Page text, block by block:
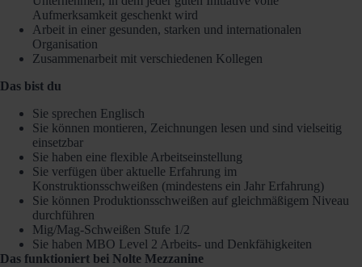
Aufmerksamkeit geschenkt wird
Arbeit in einer gesunden, starken und internationalen
Organisation
Zusammenarbeit mit verschiedenen Kollegen
Das bist du
Sie sprechen Englisch
Sie können montieren, Zeichnungen lesen und sind vielseitig
einsetzbar
Sie haben eine flexible Arbeitseinstellung
Sie verfügen über aktuelle Erfahrung im
Konstruktionsschweißen (mindestens ein Jahr Erfahrung)
Sie können Produktionsschweißen auf gleichmäßigem Niveau
durchführen
Mig/Mag-Schweißen Stufe 1/2
Sie haben MBO Level 2 Arbeits- und Denkfähigkeiten
Das funktioniert bei Nolte Mezzanine